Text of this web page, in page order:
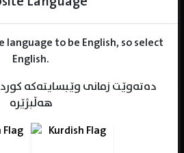
to be English, so select
English.
دەتەوێت زمانی وێبسایتەکە
هەڵبژێرە